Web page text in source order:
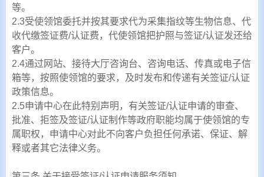
等。
2.3受使领馆委托并按其要求代为采集指纹等生物信息、代
收代缴签证费/认证费，代使领馆把护照与签证/认证发还给
客户。
2.4通过网站、接待大厅咨询台、咨询电话、传真或电子信
箱等，按照使领馆的要求，及时发布和传递有关签证/认证
政策信息。
2.5申请中心在此特别声明，有关签证/认证申请的审查、
批准、拒签及签证/认证制作等政府职能均属于使领馆的专
属职权，申请中心对此不向客户负担任何承诺、保证、解
释或者其它法律义务。